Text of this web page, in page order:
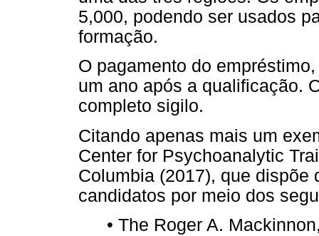
5,000, podendo ser usados
formação.
O pagamento do
um ano após a qualificação.
completo sigilo.
Citando apenas mais um
Center for Psychoanalytic
Columbia (2017), que dispõe
candidatos por meio dos
• The Roger A.